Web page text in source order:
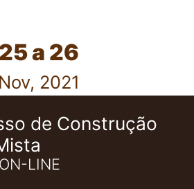
25 a 26
Nov, 2021
de Construção
LINE